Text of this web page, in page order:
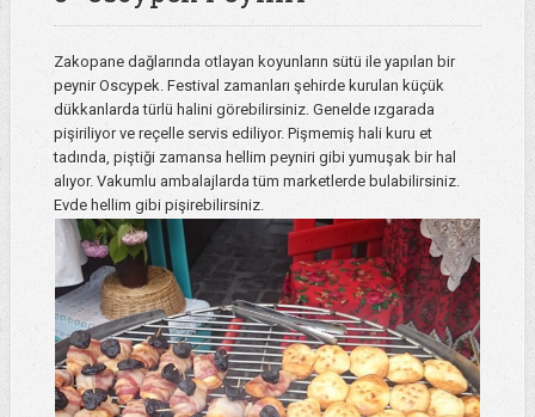
Zakopane dağlarında otlayan koyunların sütü ile yapılan bir
peynir Oscypek. Festival zamanları şehirde kurulan küçük
dükkanlarda türlü halini görebilirsiniz. Genelde ızgarada
pişiriliyor ve reçelle servis ediliyor. Pişmemiş hali kuru et
tadında, piştiği zamansa hellim peyniri gibi yumuşak bir hal
alıyor. Vakumlu ambalajlarda tüm marketlerde bulabilirsiniz.
Evde hellim gibi pişirebilirsiniz.